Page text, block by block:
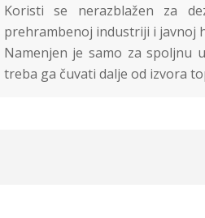
Koristi se nerazblažen za
prehrambenoj industriji i javnoj
Namenjen je samo za spoljnu
treba ga čuvati dalje od izvora